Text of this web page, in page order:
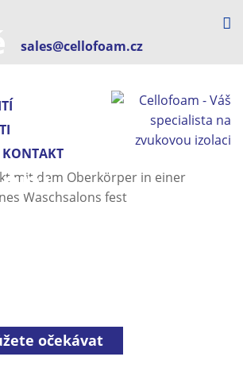
sales@cellofoam.cz
KONTAKT
očekávat